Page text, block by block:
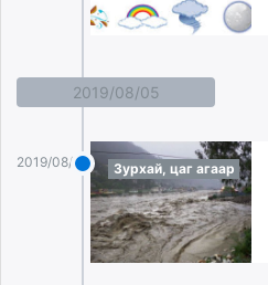
2019/08/05
2019/08/05 Зурхай, цаг агаар